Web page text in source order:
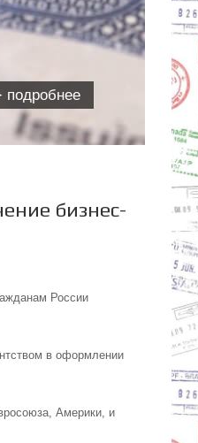
➤ подробнее
бизнес-
России
в оформлении
Америки, и